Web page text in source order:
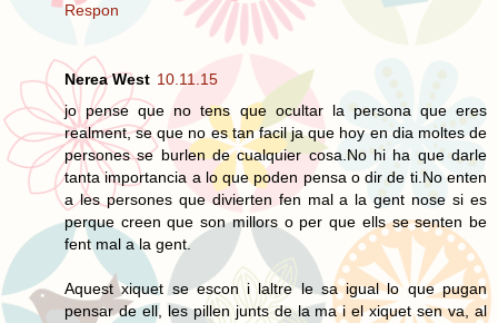
Respon
Nerea West 10.11.15
jo pense que no tens que ocultar la persona que eres
realment, se que no es tan facil ja que hoy en dia moltes de
persones se burlen de cualquier cosa.No hi ha que darle
tanta importancia a lo que poden pensa o dir de ti.No enten
a les persones que divierten fen mal a la gent nose si es
perque creen que son millors o per que ells se senten be
fent mal a la gent.
Aquest xiquet se escon i laltre le sa igual lo que pugan
pensar de ell, les pillen junts de la ma i el xiquet sen va, al